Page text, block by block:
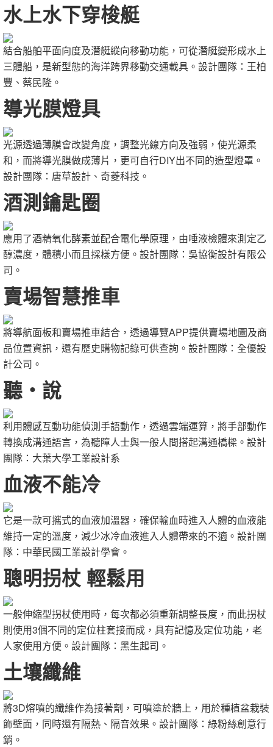
水上水下穿梭艇
結合船舶平面向度及潛艇縱向移動功能，可從潛艇變形成水上
三體船，是新型態的海洋跨界移動交通載具。設計團隊：王柏
豐、蔡民隆。
導光膜燈具
光源透過薄膜會改變角度，調整光線方向及強弱，使光源柔
和，而將導光膜做成薄片，更可自行DIY出不同的造型燈罩。
設計團隊：唐草設計、奇菱科技。
酒測鑰匙圈
應用了酒精氧化酵素並配合電化學原理，由唾液檢體來測定乙
醇濃度，體積小而且採樣方便。設計團隊：吳協衡設計有限公
司。
賣場智慧推車
將導航面板和賣場推車結合，透過導覽APP提供賣場地圖及商
品位置資訊，還有歷史購物記錄可供查詢。設計團隊：全優設
計公司。
聽‧說
利用體感互動功能偵測手語動作，透過雲端運算，將手部動作
轉換成溝通語言，為聽障人士與一般人間搭起溝通橋樑。設計
團隊：大葉大學工業設計系
血液不能冷
它是一款可攜式的血液加溫器，確保輸血時進入人體的血液能
維持一定的溫度，減少冰冷血液進入人體帶來的不適。設計團
隊：中華民國工業設計學會。
聰明拐杖 輕鬆用
一般伸縮型拐杖使用時，每次都必須重新調整長度，而此拐杖
則使用3個不同的定位柱套接而成，具有記憶及定位功能，老
人家使用方便。設計團隊：黑生起司。
土壤纖維
將3D熔噴的纖維作為接著劑，可噴塗於牆上，用於種植盆栽裝
飾壁面，同時還有隔熱、隔音效果。設計團隊：綠粉絲創意行
銷。